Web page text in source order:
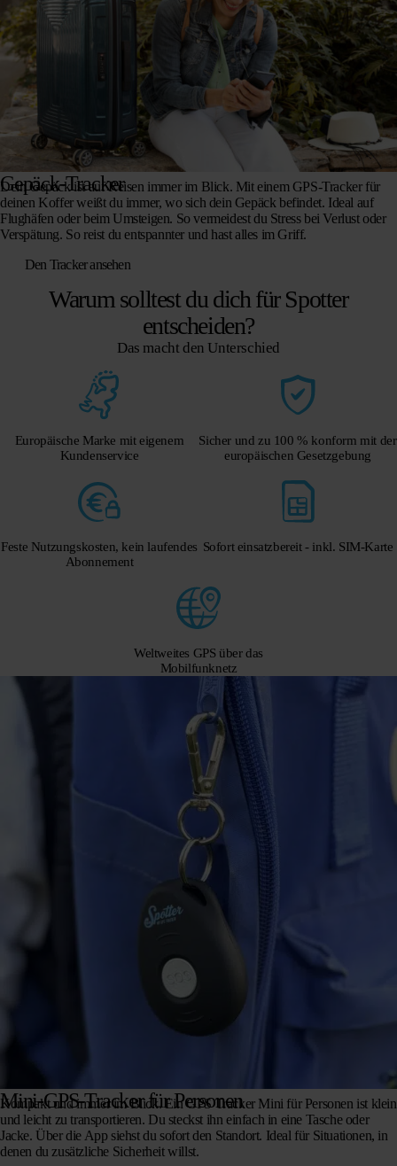
Gepäck-Tracker
Dein Gepäck ist auf Reisen immer im Blick. Mit einem GPS-Tracker für
deinen Koffer weißt du immer, wo sich dein Gepäck befindet. Ideal auf
Flughäfen oder beim Umsteigen. So vermeidest du Stress bei Verlust oder
Verspätung. So reist du entspannter und hast alles im Griff.
Den Tracker ansehen
Warum solltest du dich für Spotter
entscheiden?
Das macht den Unterschied
Europäische Marke mit eigenem
Kundenservice
Sicher und zu 100 % konform mit der
europäischen Gesetzgebung
Feste Nutzungskosten, kein laufendes
Abonnement
Sofort einsatzbereit - inkl. SIM-Karte
Weltweites GPS über das
Mobilfunknetz
Mini-GPS-Tracker für Personen
Kompakt und immer im Blick. Ein GPS Tracker Mini für Personen ist klein
und leicht zu transportieren. Du steckst ihn einfach in eine Tasche oder
Jacke. Über die App siehst du sofort den Standort. Ideal für Situationen, in
denen du zusätzliche Sicherheit willst.